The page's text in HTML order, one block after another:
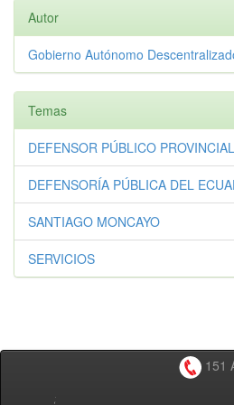
Autor
Gobierno Autónomo
Temas
DEFENSOR PÚBLICO
DEFENSORÍA PÚBLICA DEL
SANTIAGO MONCAYO
SERVICIOS
151